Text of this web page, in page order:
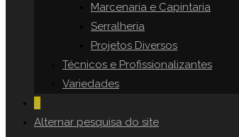
Marcenaria e Capintaria
Serralheria
Projetos Diversos
Técnicos e Profissionalizantes
Variedades
0
Alternar pesquisa do site